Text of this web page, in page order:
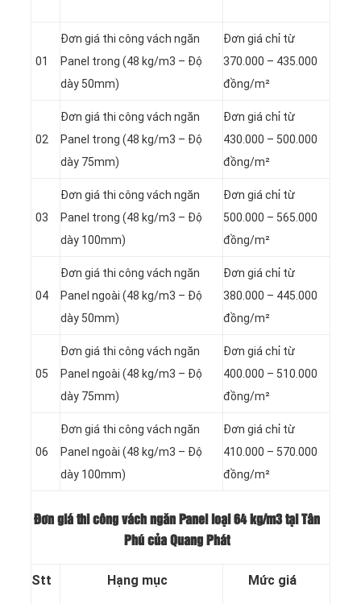
01
Đơn giá thi công vách ngăn
Panel trong (48 kg/m3 – Độ
dày 50mm)
Đơn giá chỉ từ
370.000 – 435.000
đồng/m²
02
Đơn giá thi công vách ngăn
Panel trong (48 kg/m3 – Độ
dày 75mm)
Đơn giá chỉ từ
430.000 – 500.000
đồng/m²
03
Đơn giá thi công vách ngăn
Panel trong (48 kg/m3 – Độ
dày 100mm)
Đơn giá chỉ từ
500.000 – 565.000
đồng/m²
04
Đơn giá thi công vách ngăn
Panel ngoài (48 kg/m3 – Độ
dày 50mm)
Đơn giá chỉ từ
380.000 – 445.000
đồng/m²
05
Đơn giá thi công vách ngăn
Panel ngoài (48 kg/m3 – Độ
dày 75mm)
Đơn giá chỉ từ
400.000 – 510.000
đồng/m²
06
Đơn giá thi công vách ngăn
Panel ngoài (48 kg/m3 – Độ
dày 100mm)
Đơn giá chỉ từ
410.000 – 570.000
đồng/m²
Đơn giá thi công vách ngăn Panel loại 64 kg/m3 tại Tân
Phú của Quang Phát
Stt Hạng mục Mức giá